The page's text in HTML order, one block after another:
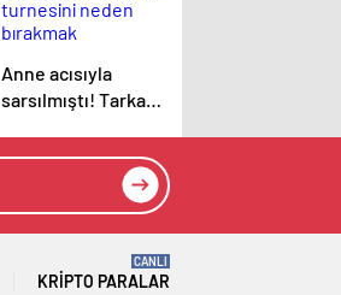
Anne acısıyla
sarsılmıştı! Tarkan,
bırakmak
KRIPTO PARALAR
CANLI